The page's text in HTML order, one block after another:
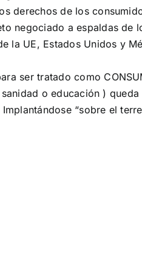
derechos de los
negociado a espaldas de
la UE, Estados Unidos y
ser tratado como
o educación )
“sobre el